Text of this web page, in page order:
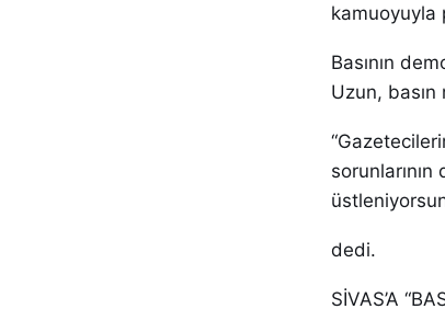
kamuoyuyla
Basının
Uzun,
dedi.
SİVAS’A